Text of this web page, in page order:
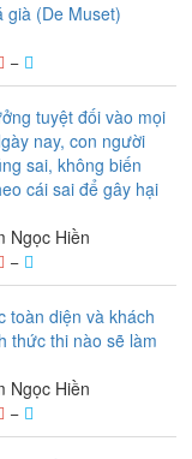
già (De Muset)
−
tuyệt đối vào mọi
nay, con người
sai, không biến
cái sai để gây hại
Ngọc Hiền
−
toàn diện và khách
thức thi nào sẽ làm
Ngọc Hiền
−